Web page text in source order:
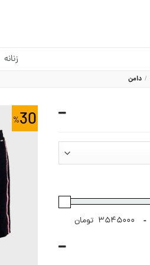
زنانه
/ دامن
تومان -
30